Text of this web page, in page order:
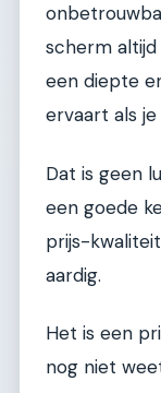
scherm
een diepte
ervaart als
Dat is geen
een goede
prijs-
aardig.
Het is een
nog niet